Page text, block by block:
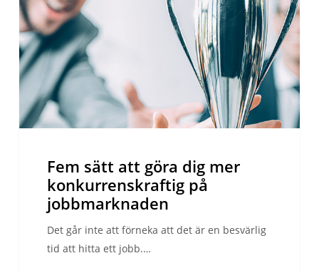
göra
dig
mer
konkurrenskraftig
på
jobbmarknaden
Fem sätt att göra dig mer
konkurrenskraftig på
jobbmarknaden
Det går inte att förneka att det är en besvärlig
tid att hitta ett jobb.…